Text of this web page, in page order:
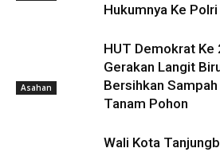
Hukumnya Ke
Asahan
HUT Demokrat Ke
Gerakan Langit
Bersihkan
Tanam Pohon
Wali Kota